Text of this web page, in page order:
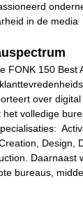
in de media
FONK 150 Best
over
volledige
Design,
Daarnaast
bureaus,